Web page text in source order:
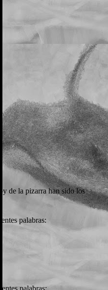
de la pizarra han sido los
palabras:
palabras: